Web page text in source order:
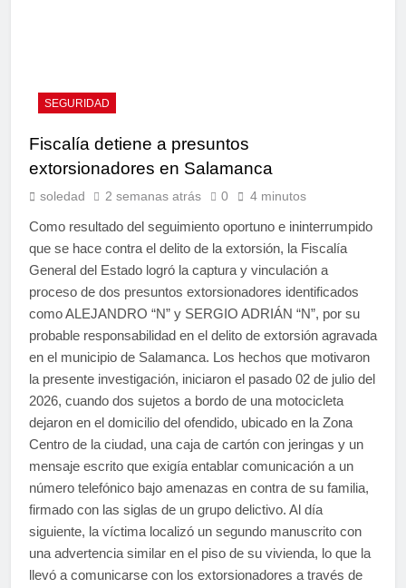
SEGURIDAD
Fiscalía detiene a presuntos
extorsionadores en Salamanca
soledad 2 semanas atrás 0 4 minutos
Como resultado del seguimiento oportuno e ininterrumpido
que se hace contra el delito de la extorsión, la Fiscalía
General del Estado logró la captura y vinculación a
proceso de dos presuntos extorsionadores identificados
como ALEJANDRO “N” y SERGIO ADRIÁN “N”, por su
probable responsabilidad en el delito de extorsión agravada
en el municipio de Salamanca. Los hechos que motivaron
la presente investigación, iniciaron el pasado 02 de julio del
2026, cuando dos sujetos a bordo de una motocicleta
dejaron en el domicilio del ofendido, ubicado en la Zona
Centro de la ciudad, una caja de cartón con jeringas y un
mensaje escrito que exigía entablar comunicación a un
número telefónico bajo amenazas en contra de su familia,
firmado con las siglas de un grupo delictivo. Al día
siguiente, la víctima localizó un segundo manuscrito con
una advertencia similar en el piso de su vivienda, lo que la
llevó a comunicarse con los extorsionadores a través de